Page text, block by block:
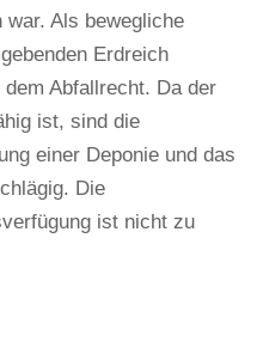
war. Als bewegliche
Erdreich
Abfallrecht. Da der
ist, sind die
einer Deponie und das
Die
ist nicht zu